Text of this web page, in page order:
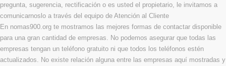
pregunta, sugerencia, rectificación o es usted el propietario, le invitamos a
comunicarnoslo a través del equipo de Atención al Cliente
En nomas900.org te mostramos las mejores formas de contactar disponible
para una gran cantidad de empresas. No podemos asegurar que todas las
empresas tengan un teléfono gratuito ni que todos los teléfonos estén
actualizados. No existe relación alguna entre las empresas aquí mostradas y